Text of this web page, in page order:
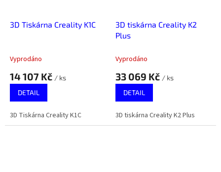
3D Tiskárna Creality K1C
Vyprodáno
14 107 Kč / ks
DETAIL
3D Tiskárna Creality K1C
3D tiskárna Creality K2
Plus
Vyprodáno
33 069 Kč / ks
DETAIL
3D tiskárna Creality K2 Plus